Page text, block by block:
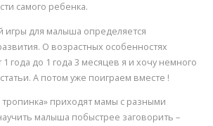
самого ребенка.
для малыша определяется
О возрастных особенностях
года до 1 года 3 месяцев я и хочу немного
А потом уже поиграем вместе !
приходят мамы с разными
малыша побыстрее заговорить –